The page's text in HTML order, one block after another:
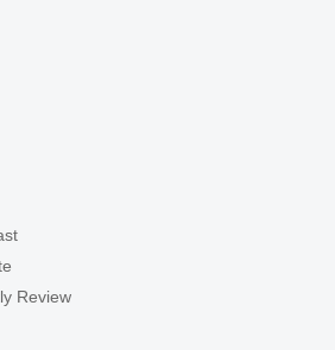
Review